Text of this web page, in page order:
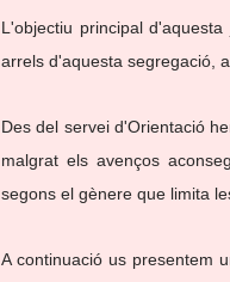
L'objectiu principal
arrels d'aquesta segregació,
Des del servei d'Orientació
malgrat els avenços
segons el gènere que limita
A continuació us presentem